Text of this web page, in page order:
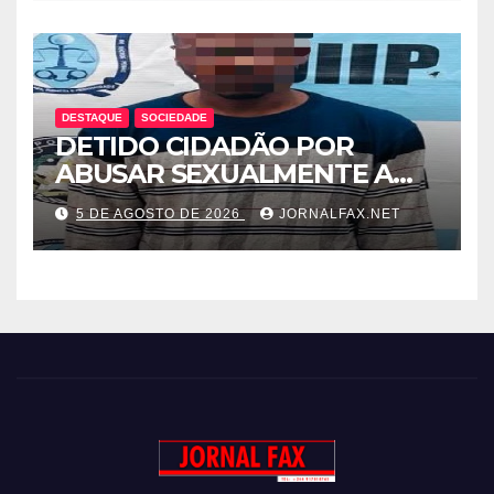
TRANSPARÊNCIA DAS
CONTAS DO GOVERNO
DESTAQUE SOCIEDADE
DETIDO CIDADÃO POR
ABUSAR SEXUALMENTE A
CUNHADA MENOR DE IDADE
5 DE AGOSTO DE 2026 JORNALFAX.NET